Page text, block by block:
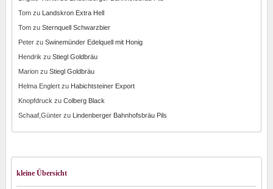
Tomzu
Landskron Extra Hell
Tomzu Sternquell Schwarzbier
Peterzu Swinemünder Edelquell mit Honig
Hendrik zu Stiegl Goldbräu
Marionzu Stiegl Goldbräu
Helma Englertzu Habichtsteiner Export
Knopfdruck zu Colberg Black
Schaaf,Günterzu Lindenberger Bahnhofsbräu Pils
kleine Übersicht